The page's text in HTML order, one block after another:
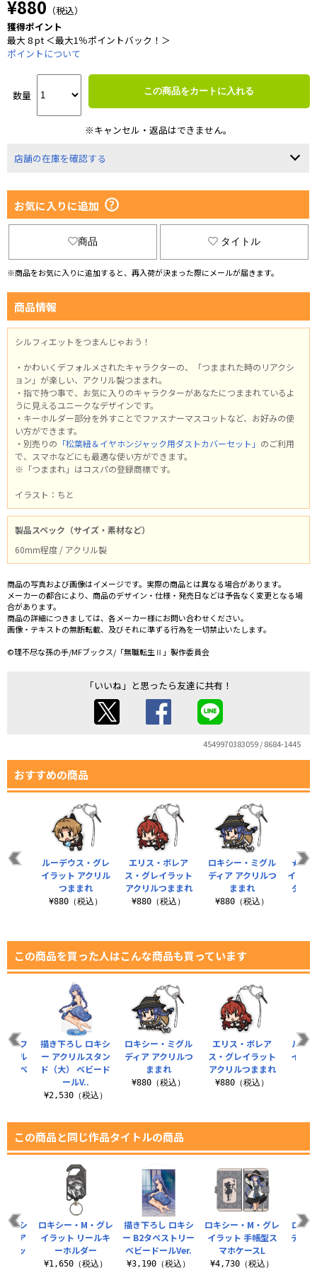
¥880 （税込）
獲得ポイント
最大 8 pt ＜最大1％ポイントバック！＞
ポイントについて
数量 この商品をカートに入れる
※キャンセル・返品はできません。
店舗の在庫を確認する
お気に入りに追加
商品 タイトル
※商品をお気に入りに追加すると、再入荷が決まった際にメールが届きます。
商品情報
シルフィエットをつまんじゃおう！
・かわいくデフォルメされたキャラクターの、「つままれた時のリアクシ
ョン」が楽しい、アクリル製つままれ。
・指で持つ事で、お気に入りのキャラクターがあなたにつままれているよ
うに見えるユニークなデザインです。
・キーホルダー部分を外すことでファスナーマスコットなど、お好みの使
い方ができます。
・別売りの 「松葉紐＆イヤホンジャック用ダストカバーセット」 のご利用
で、スマホなどにも最適な使い方ができます。
※「つままれ」はコスパの登録商標です。
イラスト：ちと
製品スペック（サイズ・素材など）
60mm程度 / アクリル製
商品の写真および画像はイメージです。実際の商品とは異なる場合があります。
メーカーの都合により、商品のデザイン・仕様・発売日などは予告なく変更となる場
合があります。
商品の詳細につきましては、各メーカー様にお問い合わせください。
画像・テキストの無断転載、及びそれに準ずる行為を一切禁止いたします。
©理不尽な孫の手/MFブックス/「無職転生Ⅱ」製作委員会
「いいね」と思ったら友達に共有！
4549970383059 / 8684-1445
おすすめの商品
エリス・ボレア
ス・グレイラット
アクリルつままれ
¥880（税込）
ロキシー・ミグル
ディア アクリルつ
ままれ
¥880（税込）
★限
イヤホ
ダス
ルーデウス・グレ
イラット アクリル
つままれ
¥880（税込）
この商品を買った人はこんな商品も買っています
ロキシー・ミグル
ディア アクリルつ
ままれ
¥880（税込）
エリス・ボレア
ス・グレイラット
アクリルつままれ
¥880（税込）
ルー
イラ
ルフ
リル
） ベ
描き下ろし ロキシ
ー アクリルスタン
ド（大） ベビード
ールV..
¥2,530（税込）
この商品と同じ作品タイトルの商品
描き下ろし ロキシ
ー B2タペストリー
ベビードールVer.
¥3,190（税込）
ロキシー・M・グレ
イラット 手帳型ス
マホケースL
¥4,730（税込）
ロキ
ディ
キシ
ィア
クッ
ロキシー・M・グレ
イラット リールキ
ーホルダー
¥1,650（税込）